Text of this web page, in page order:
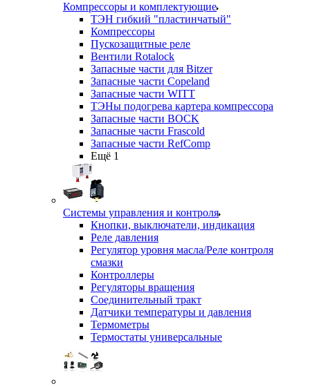
Компрессоры и комплектующие
ТЭН гибкий "пластинчатый"
Компрессоры
Пускозащитные реле
Вентили Rotalock
Запасные части для Bitzer
Запасные части Copeland
Запасные части WITT
ТЭНы подогрева картера компрессора
Запасные части BOCK
Запасные части Frascold
Запасные части RefComp
Ещё 1
Системы управления и контроля
Кнопки, выключатели, индикация
Реле давления
Регулятор уровня масла/Реле контроля
смазки
Контроллеры
Регуляторы вращения
Соединительный тракт
Датчики температуры и давления
Термометры
Термостаты универсальные